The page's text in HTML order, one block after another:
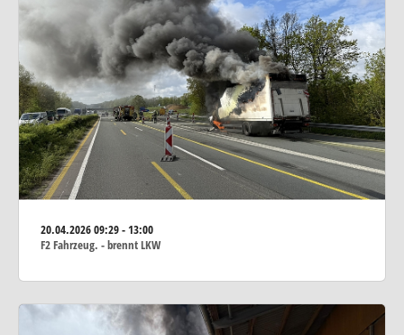
20.04.202609:29 - 13:00
F2 Fahrzeug. - brennt LKW